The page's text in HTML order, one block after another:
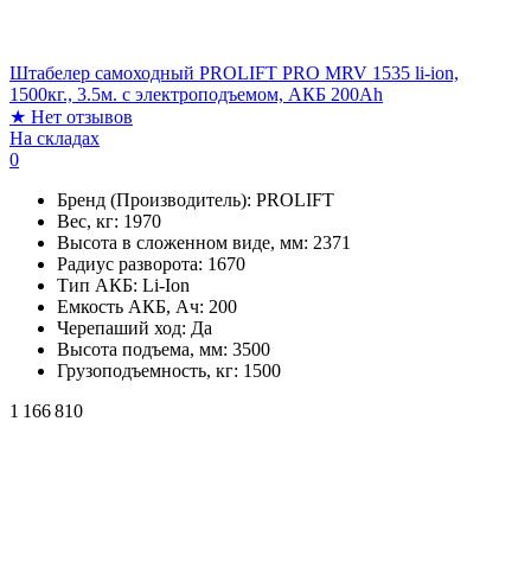
Штабелер самоходный PROLIFT PRO MRV 1535 li-ion,
1500кг., 3.5м. с электроподъемом, АКБ 200Ah
★ Нет отзывов
На складах
0
Бренд (Производитель): PROLIFT
Вес, кг: 1970
Высота в сложенном виде, мм: 2371
Радиус разворота: 1670
Тип АКБ: Li-Ion
Емкость АКБ, Ач: 200
Черепаший ход: Да
Высота подъема, мм: 3500
Грузоподъемность, кг: 1500
1 166 810